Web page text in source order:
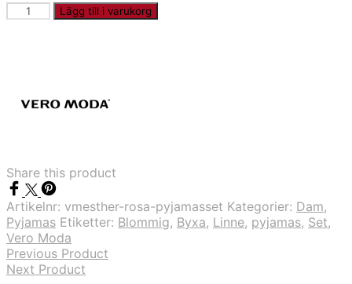
VMESTHER
-
Lägg till i varukorg
Share this product
Artikelnr: vmesther-rosa-pyjamasset Kategorier: Dam,
Pyjamas Etiketter: Blommig, Byxa, Linne, pyjamas, Set,
Vero Moda
Previous Product
Next Product